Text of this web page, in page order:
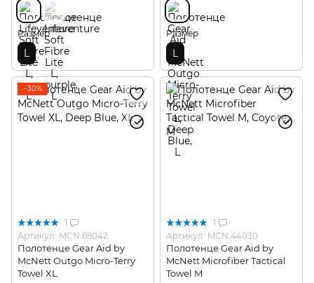
Размер
L
Размер
L
−30%
1
Артикул: MCN.69042
Полотенце Gear Aid by
McNett Outgo Micro-Terry
Towel XL
1
Артикул: MCN.44030
Полотенце Gear Aid by
McNett Microfiber Tactical
Towel M